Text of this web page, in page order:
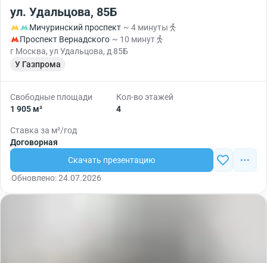
ул. Удальцова, 85Б
Мичуринский проспект ~ 4 минуты
Проспект Вернадского ~ 10 минут
г Москва, ул Удальцова, д 85Б
У Газпрома
Свободные площади
1 905 м²
Кол-во этажей
4
Ставка за м²/год
Договорная
Скачать презентацию
Обновлено: 24.07.2026